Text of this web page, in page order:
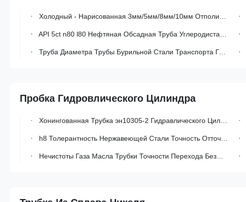
Холодный - Нарисованная 3мм/5мм/8мм/10мм Отполированная Конструкция Бурильной Трубы Соединения Инструмента И Украшает Индустрию
API 5ct n80 l80 Нефтяная Обсадная Труба Углеродистая Сталь Бурильная Труба
Труба Диаметра Трубы Бурильной Стали Транспорта Газа Большая Толщина 1,2 До 15.7мм
Пробка Гидровлического Цилиндра
Хонингованная Трубка эн10305-2 Гидравлического Цилиндра С Сваренной Трубкой Холоднотянутой Стали Точности
h8 Толерантность Нержавеющей Стали Точность Отточенной Трубы Для Применения В Гидравлических Цилиндрах
Нечистоты Газа Масла Трубки Точности Перехода Безшовные Хонингованные Стальные Для Гидравлического Цилиндра